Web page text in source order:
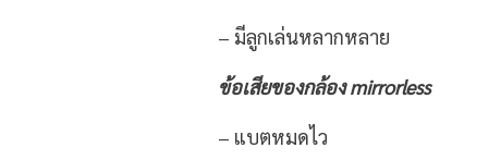
– มีลูกเล่นหลากหลาย
ข้อเสียของกล้องmirrorless
– แบตหมดไว